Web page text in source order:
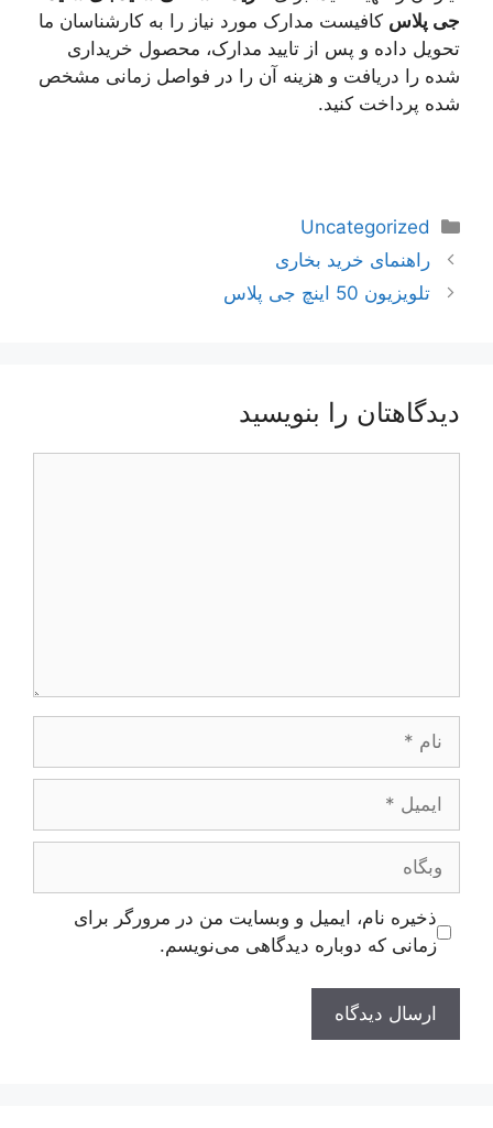
جی پلاس کافیست مدارک مورد نیاز را به کارشناسان ما
تحویل داده و پس از تایید مدارک، محصول خریداری
شده را دریافت و هزینه آن را در فواصل زمانی مشخص
شده پرداخت کنید.
دسته‌ها
Uncategorized
ناوبری
نوشته‌ها
راهنمای خرید بخاری
تلویزیون 50 اینچ جی پلاس
دیدگاهتان را بنویسید
ایمیل
وبگاه
ذخیره نام، ایمیل و وبسایت من در مرورگر برای
زمانی که دوباره دیدگاهی می‌نویسم.